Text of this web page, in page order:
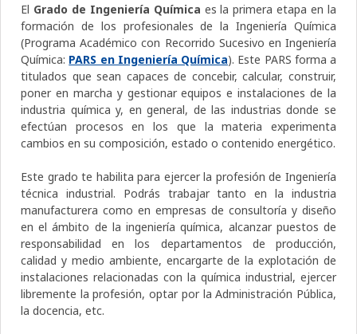
El Grado de Ingeniería Química es la primera etapa en la
formación de los profesionales de la Ingeniería Química
(Programa Académico con Recorrido Sucesivo en Ingeniería
Química: PARS en Ingeniería Química). Este PARS forma a
titulados que sean capaces de concebir, calcular, construir,
poner en marcha y gestionar equipos e instalaciones de la
industria química y, en general, de las industrias donde se
efectúan procesos en los que la materia experimenta
cambios en su composición, estado o contenido energético.
Este grado te habilita para ejercer la profesión de Ingeniería
técnica industrial. Podrás trabajar tanto en la industria
manufacturera como en empresas de consultoría y diseño
en el ámbito de la ingeniería química, alcanzar puestos de
responsabilidad en los departamentos de producción,
calidad y medio ambiente, encargarte de la explotación de
instalaciones relacionadas con la química industrial, ejercer
libremente la profesión, optar por la Administración Pública,
la docencia, etc.